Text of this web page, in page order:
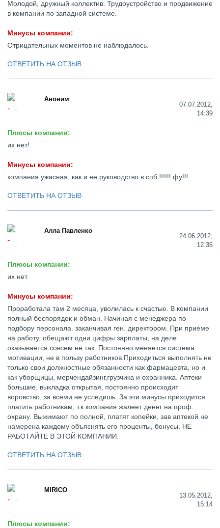
Молодой, дружный коллектив. Трудоустройство и продвижение
в компании по западной системе.
Минусы компании:
Отрицательных моментов не наблюдалось.
ОТВЕТИТЬ НА ОТЗЫВ
Аноним
07.07.2012,
14:39
Плюсы компании:
их нет!
Минусы компании:
компания ужасная, как и ее руководство в спб !!!!!! фу!!!
ОТВЕТИТЬ НА ОТЗЫВ
Алла Павленко
24.06.2012,
12:36
Плюсы компании:
их нет
Минусы компании:
Проработала там 2 месяца, уволилась к счастью. В компании
полный беспорядок и обман. Начиная с менеджера по
подбору персонала. заканчивая ген. директором. При приеме
на работу, обещают одни цифры зарплаты, на деле
оказывается совсем не так. Постоянно меняется система
мотивации, не в пользу работников.Приходиться выполнять не
только свои должностные обязанности как фармацевта, но и
как уборщицы, мерчендайзинг,грузчика и охранника. Аптеки
большие, выкладка открытая, постоянно происходит
воровство, за всеми не уследишь. За эти минусы приходится
платить работникам, т.к компания жалеет денег на проф.
охрану. Выжимают по полной, платят копейки, зав аптекой не
намерена каждому объяснять его проценты, бонусы. НЕ
РАБОТАЙТЕ В ЭТОЙ КОМПАНИИ.
ОТВЕТИТЬ НА ОТЗЫВ
MIRICO
13.05.2012,
15:14
Плюсы компании: